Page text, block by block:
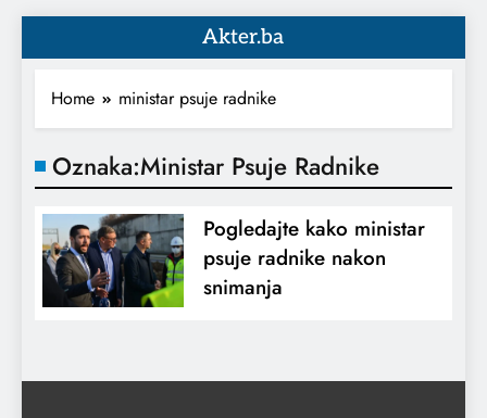
Akter.ba
Home ministar psuje radnike
Oznaka:Ministar Psuje Radnike
Pogledajte kako ministar
psuje radnike nakon
snimanja